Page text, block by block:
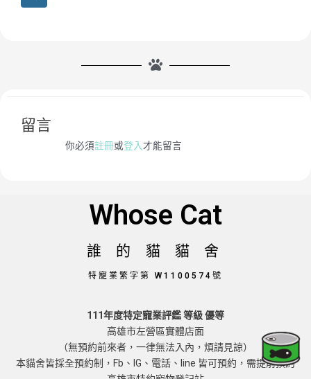
留言
你必須註冊或登入才能留言
Whose Cat
誰 的 貓 貓 舍
特寵業繁字第 W1100574號
111年度特定寵業評鑑 等級 優等
高雄市左營區實體店面
（無預約前來者，一律無法入內，煩請見諒）
本貓舍皆採全預約制，Fb、IG、電話、line 皆可預約，需提前預約